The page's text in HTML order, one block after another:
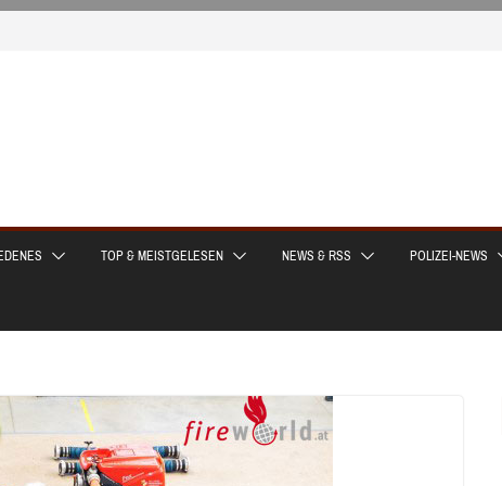
TOP & MEISTGELESEN NEWS & RSS POLIZEI-NEWS